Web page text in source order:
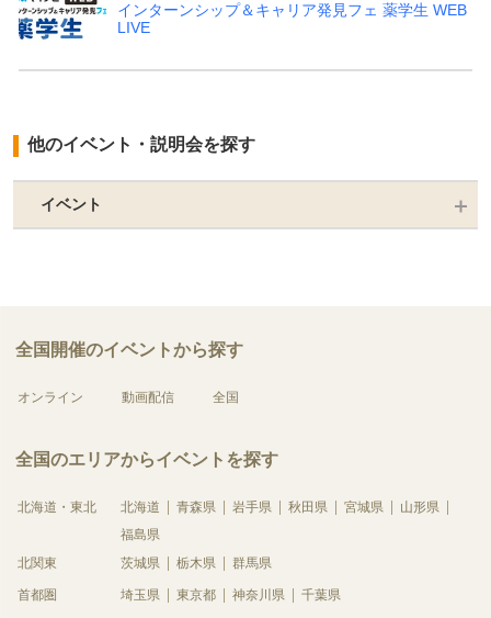
インターンシップ＆キャリア発見フェ 薬学生 WEB
LIVE
他のイベント・説明会を探す
イベント
全国開催のイベントから探す
オンライン 動画配信 全国
全国のエリアからイベントを探す
北海道・東北 北海道 青森県 岩手県 秋田県 宮城県
山形県
福島県
北関東
茨城県 栃木県 群馬県
首都圏 埼玉県 東京都 神奈川県 千葉県